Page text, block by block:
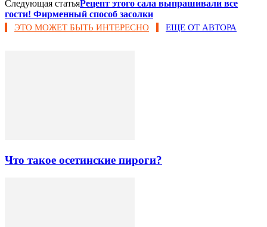
Следующая статьяРецепт этого сала выпрашивали все
гости! Фирменный способ засолки
ЭТО МОЖЕТ БЫТЬ ИНТЕРЕСНО ЕЩЕ ОТ АВТОРА
Что такое осетинские пироги?